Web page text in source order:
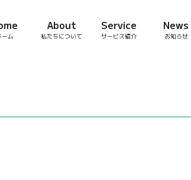
ーム
About
私たちについて
Service
サービス紹介
News
お知らせ